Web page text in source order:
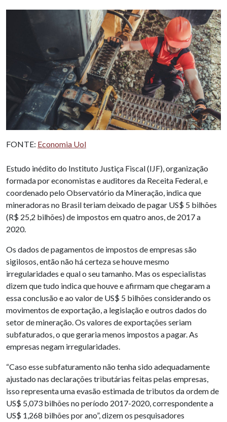
FONTE: Economia Uol
Estudo inédito do Instituto Justiça Fiscal (IJF), organização
formada por economistas e auditores da Receita Federal, e
coordenado pelo Observatório da Mineração, indica que
mineradoras no Brasil teriam deixado de pagar US$ 5 bilhões
(R$ 25,2 bilhões) de impostos em quatro anos, de 2017 a
2020.
Os dados de pagamentos de impostos de empresas são
sigilosos, então não há certeza se houve mesmo
irregularidades e qual o seu tamanho. Mas os especialistas
dizem que tudo indica que houve e afirmam que chegaram a
essa conclusão e ao valor de US$ 5 bilhões considerando os
movimentos de exportação, a legislação e outros dados do
setor de mineração. Os valores de exportações seriam
subfaturados, o que geraria menos impostos a pagar. As
empresas negam irregularidades.
“Caso esse subfaturamento não tenha sido adequadamente
ajustado nas declarações tributárias feitas pelas empresas,
isso representa uma evasão estimada de tributos da ordem de
US$ 5,073 bilhões no período 2017-2020, correspondente a
US$ 1,268 bilhões por ano”, dizem os pesquisadores